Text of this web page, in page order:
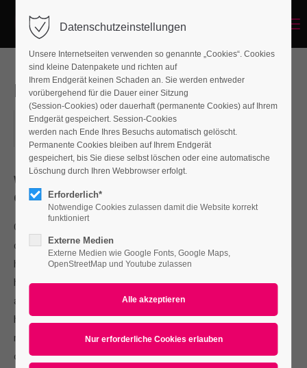
Fashion Event
2018-12-10, 20:00–21:00
ORT: BERLIN
Where:
Costs: 45 €
One morning, when Gregor Samsa woke from troubled
dreams, he found himself transformed in his bed into a
horrible vermin. He lay on his armour-like back, and if he lifted
his head a little he could see his brown belly, slightly domed
and divided by arches into stiff sections. The bedding was
hardly able to cover it and seemed ready to slide off any
moment. His many legs, pitifully thin compared with the size
of the rest of him, waved about helplessly as he looked.
Datenschutzeinstellungen
Unsere Internetseiten verwenden so genannte „Cookies“. Cookies
sind kleine Datenpakete und richten auf
Ihrem Endgerät keinen Schaden an. Sie werden entweder
vorübergehend für die Dauer einer Sitzung
(Session-Cookies) oder dauerhaft (permanente Cookies) auf Ihrem
Endgerät gespeichert. Session-Cookies
werden nach Ende Ihres Besuchs automatisch gelöscht.
Permanente Cookies bleiben auf Ihrem Endgerät
gespeichert, bis Sie diese selbst löschen oder eine automatische
Löschung durch Ihren Webbrowser erfolgt.
Erforderlich*
Notwendige Cookies zulassen damit die Website korrekt
funktioniert
Externe Medien
Externe Medien wie Google Fonts, Google Maps,
OpenStreetMap und Youtube zulassen